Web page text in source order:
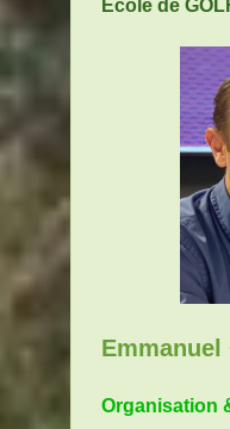
Ecole de
Emmanuel
Organisation